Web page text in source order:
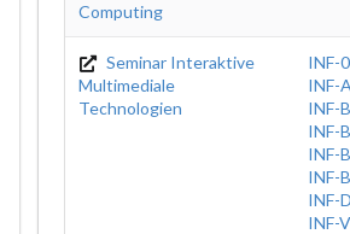
Computing
Seminar Interaktive
Multimediale
Technologien
INF-
INF-
INF-
INF-
INF-
INF-
INF-
INF-